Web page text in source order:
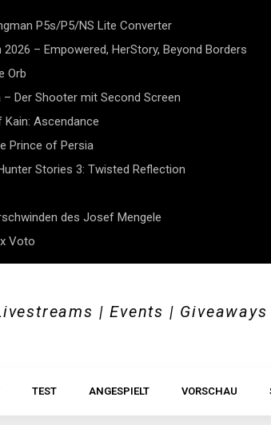
P5s/P5/NS Lite Converter
2026 – Empowered, HerStory, Beyond Borders
Orb
Der Shooter mit Second Screen
Ascendance
Prince of Persia
Stories 3: Twisted Reflection
des Josef Mengele
Voto
| Events | Giveaways
TEST ANGESPIELT VORSCHAU